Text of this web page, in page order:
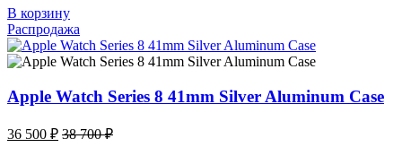
В корзину
Распродажа
Apple Watch Series 8 41mm Silver Aluminum Case
36 500 ₽ 38 700₽